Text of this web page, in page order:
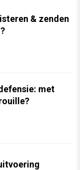
& zenden
met